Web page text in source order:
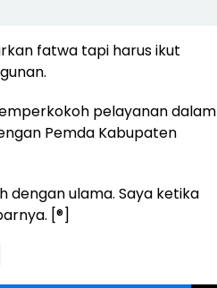
fatwa tapi harus ikut
pelayanan dalam
Pemda Kabupaten
ulama. Saya ketika
[®]